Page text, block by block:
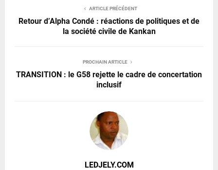
ARTICLE PRÉCÉDENT
Retour d’Alpha Condé : réactions de politiques et de
la société civile de Kankan
PROCHAIN ARTICLE
TRANSITION : le G58 rejette le cadre de concertation
inclusif
LEDJELY.COM